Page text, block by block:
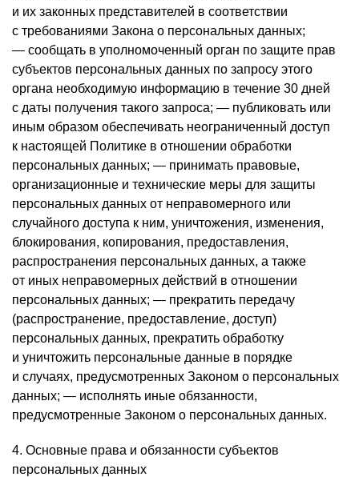
и их законных представителей в соответствии
с требованиями Закона о персональных данных;
— сообщать в уполномоченный орган по защите прав
субъектов персональных данных по запросу этого
органа необходимую информацию в течение 30 дней
с даты получения такого запроса; — публиковать или
иным образом обеспечивать неограниченный доступ
к настоящей Политике в отношении обработки
персональных данных; — принимать правовые,
организационные и технические меры для защиты
персональных данных от неправомерного или
случайного доступа к ним, уничтожения, изменения,
блокирования, копирования, предоставления,
распространения персональных данных, а также
от иных неправомерных действий в отношении
персональных данных; — прекратить передачу
(распространение, предоставление, доступ)
персональных данных, прекратить обработку
и уничтожить персональные данные в порядке
и случаях, предусмотренных Законом о персональных
данных; — исполнять иные обязанности,
предусмотренные Законом о персональных данных.
4. Основные права и обязанности субъектов
персональных данных